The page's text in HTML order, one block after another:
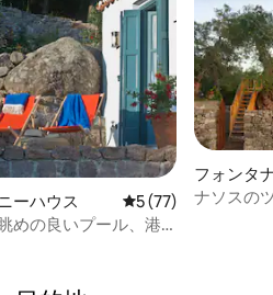
ーハウス レビュー77件、5つ
5 (77)
めの良いプール、港
フォンタ
ナソスの